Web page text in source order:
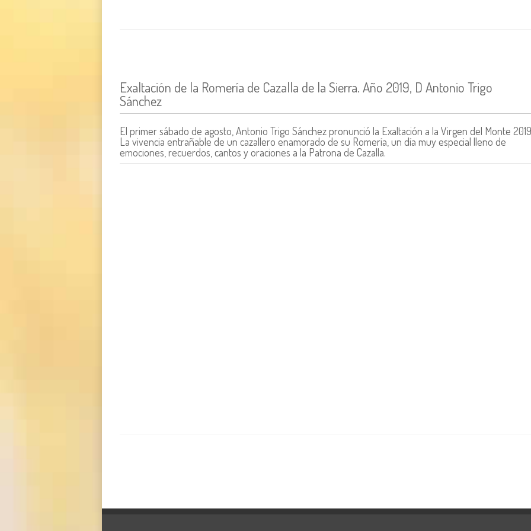
Exaltación de la Romería de Cazalla de la Sierra. Año 2019, D Antonio Trigo
Sánchez
El primer sábado de agosto, Antonio Trigo Sánchez pronunció la Exaltación a la Virgen del Monte
La vivencia entrañable de un cazallero enamorado de su Romería, un día muy especial lleno de
emociones, recuerdos, cantos y oraciones a la Patrona de Cazalla.